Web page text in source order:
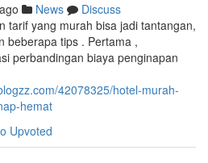
News
Discuss
tarif yang murah bisa jadi tantangan,
beberapa tips . Pertama ,
perbandingan biaya penginapan
42078325/hotel-murah-
hemat
Upvoted